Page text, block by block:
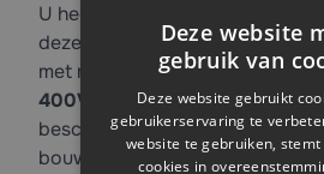
U heeft voortaan altijd en
deze
met maarliefst25 meterlengte!
400V/16A
CEE stekker en
bescherming is deze kabel
bouwplaatsen!
Deze website
gebruik van
Deze website gebruikt
gebruikerservaring te
website te gebruiken,
cookies in